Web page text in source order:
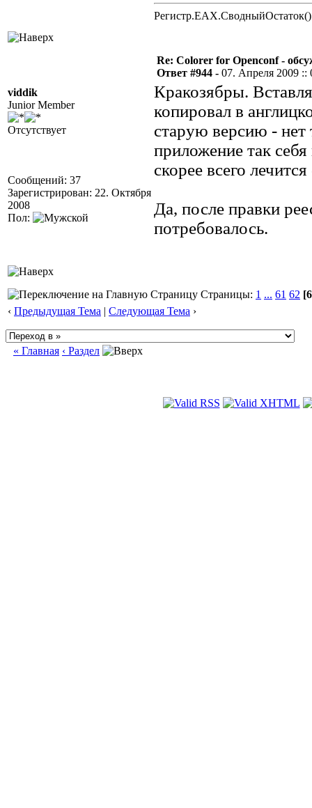
Регистр.EAX.СводныйОстаток()
viddik
Junior Member
Отсутствует
Сообщений: 37
Зарегистрирован: 22. Октября
2008
Пол:
Re: Colorer for Openconf -
Ответ #944 - 07. Апреля 2009 ::
Кракозябры.
копировал в
старую версию - нет
приложение так себя
скорее всего
Да, после правки
потребовалось.
Страницы: 1 ... 61 62
‹ Предыдущая Тема | Следующая Тема ›
« Главная ‹ Раздел